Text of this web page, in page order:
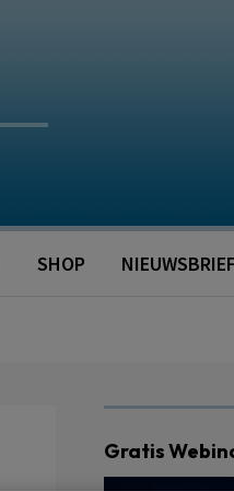
SHOP NIEUWSBRIEF
Gratis